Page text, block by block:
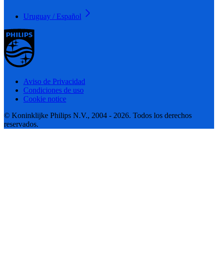
Uruguay / Español
Aviso de Privacidad
Condiciones de uso
Cookie notice
© Koninklijke Philips N.V., 2004 - 2026. Todos los derechos
reservados.